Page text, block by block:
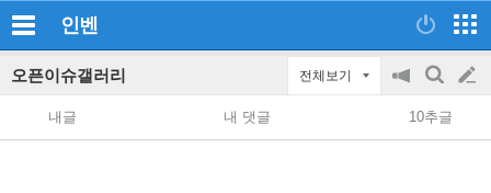
인벤
오픈이슈갤러리 전체보기
공
지
on/off
검
색
글
쓰
내글 내 댓글 10추글